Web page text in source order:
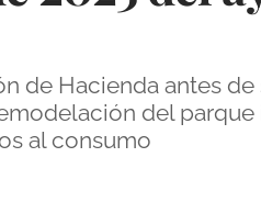
de Hacienda antes
del
al consumo